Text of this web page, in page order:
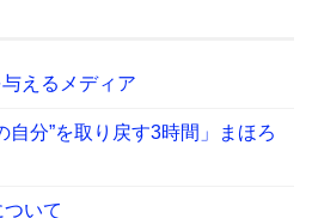
えるメディア
自分”を取り戻す3時間」まほろ
いて